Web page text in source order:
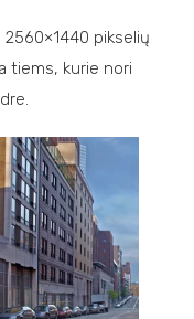
pikselių
tiems, kurie nori